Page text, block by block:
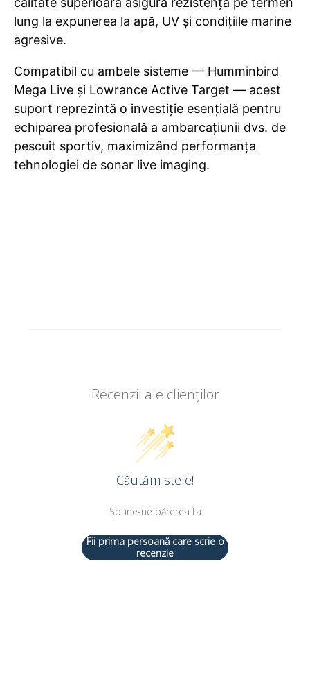
lung la expunerea la apă, UV și condițiile marine
agresive.
Compatibil cu ambele sisteme — Humminbird
Mega Live și Lowrance Active Target — acest
suport reprezintă o investiție esențială pentru
echiparea profesională a ambarcațiunii dvs. de
pescuit sportiv, maximizând performanța
tehnologiei de sonar live imaging.
Recenzii ale clienților
Căutăm stele!
Spune-ne părerea ta
Fii prima persoană care scrie o
recenzie